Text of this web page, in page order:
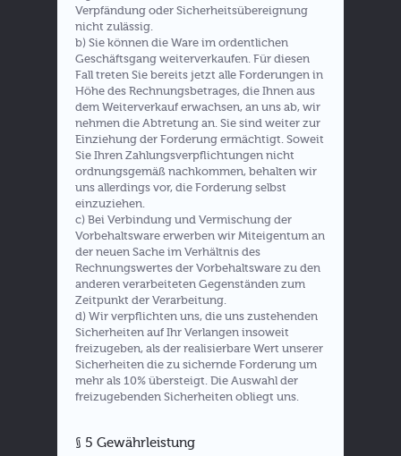
Verpfändung oder Sicherheitsübereignung
nicht zulässig.
b) Sie können die Ware im ordentlichen
Geschäftsgang weiterverkaufen. Für diesen
Fall treten Sie bereits jetzt alle Forderungen in
Höhe des Rechnungsbetrages, die Ihnen aus
dem Weiterverkauf erwachsen, an uns ab, wir
nehmen die Abtretung an. Sie sind weiter zur
Einziehung der Forderung ermächtigt. Soweit
Sie Ihren Zahlungsverpflichtungen nicht
ordnungsgemäß nachkommen, behalten wir
uns allerdings vor, die Forderung selbst
einzuziehen.
c) Bei Verbindung und Vermischung der
Vorbehaltsware erwerben wir Miteigentum an
der neuen Sache im Verhältnis des
Rechnungswertes der Vorbehaltsware zu den
anderen verarbeiteten Gegenständen zum
Zeitpunkt der Verarbeitung.
d) Wir verpflichten uns, die uns zustehenden
Sicherheiten auf Ihr Verlangen insoweit
freizugeben, als der realisierbare Wert unserer
Sicherheiten die zu sichernde Forderung um
mehr als 10% übersteigt. Die Auswahl der
freizugebenden Sicherheiten obliegt uns.
§ 5 Gewährleistung